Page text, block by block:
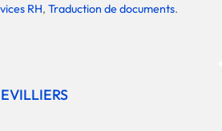
RH, Traduction de documents.